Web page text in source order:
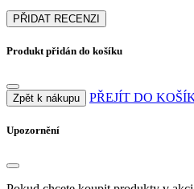
PŘIDAT RECENZI
Produkt přidán do košíku
Zpět k nákupu PŘEJÍT DO
Upozornění